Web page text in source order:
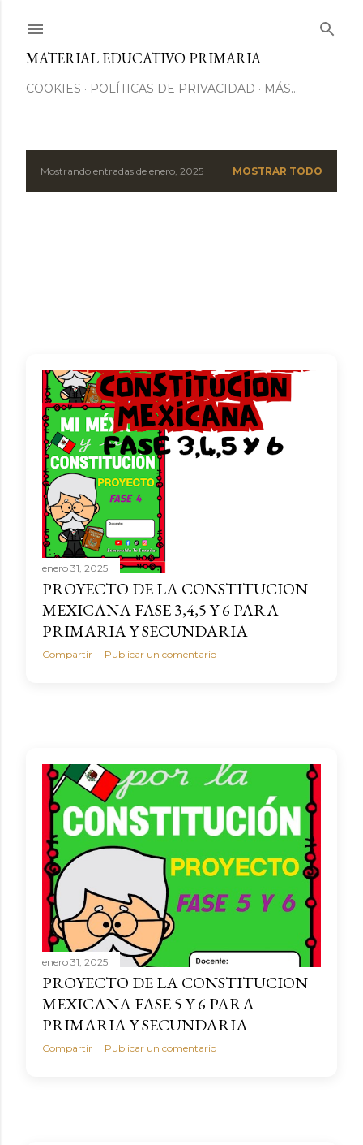
MATERIAL EDUCATIVO PRIMARIA
COOKIES POLÍTICAS DE PRIVACIDAD MÁS…
EMostrando entradas de enero, 2025 MOSTRAR TODO
enero 31, 2025
PROYECTO DE LA CONSTITUCION
MEXICANA FASE 3,4,5 Y 6 PARA
PRIMARIA Y SECUNDARIA
Compartir Publicar un comentario
enero 31, 2025
PROYECTO DE LA CONSTITUCION
MEXICANA FASE 5 Y 6 PARA
PRIMARIA Y SECUNDARIA
Compartir Publicar un comentario